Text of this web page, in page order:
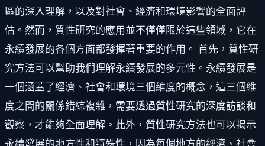
區的深入理解，以及對社會、經濟和環境影響的全面評
估。然而，質性研究的應用並不僅僅限於這些領域，它在
永續發展的各個方面都發揮著重要的作用。 首先，質性研
究方法可以幫助我們理解永續發展的多元性。永續發展是
一個涵蓋了經濟、社會和環境三個維度的概念，這三個維
度之間的關係錯綜複雜，需要透過質性研究的深度訪談和
觀察，才能夠全面理解。此外，質性研究方法也可以揭示